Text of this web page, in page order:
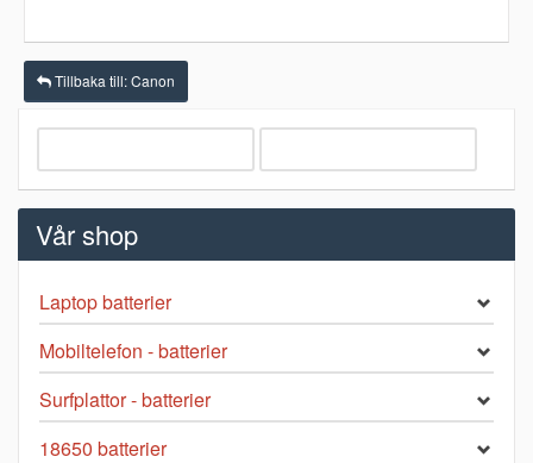
Tillbaka till: Canon
Vår shop
Laptop batterier
Mobiltelefon - batterier
Surfplattor - batterier
18650 batterier